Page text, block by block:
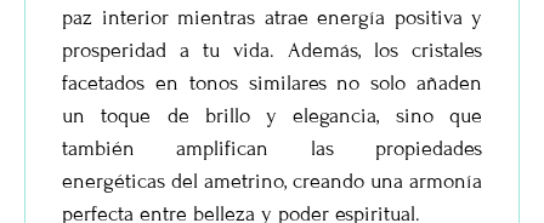
paz interior mientras atrae energía positiva y
prosperidad a tu vida. Además, los cristales
facetados en tonos similares no solo añaden
un toque de brillo y elegancia, sino que
también amplifican las propiedades
energéticas del ametrino, creando una armonía
perfecta entre belleza y poder espiritual.